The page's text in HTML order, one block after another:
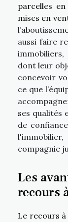
parcelles
mises en
aussi faire
dont leur
concevoir
ce que
ses qualités
de
compagnie
Les
recours
Le recours